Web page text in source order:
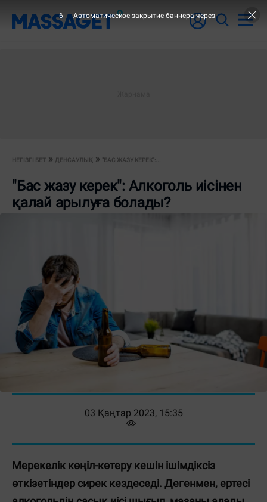
НЕГІЗГІ БЕТ ДЕНСАУЛЫҚ "БАС ЖАЗУ КЕРЕК":...
"Бас жазу керек": Алкоголь иісінен
қалай арылуға болады?
03 Қаңтар 2023, 15:35
Мерекелік көңіл-көтеру кешін ішімдіксіз
өткізетіндер сирек кездеседі. Дегенмен, ертесі
6 Автоматическое закрытие баннера через